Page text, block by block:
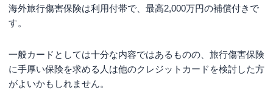
海外旅行傷害保険は利用付帯で、最高2,000万円の補償付きで
す。
一般カードとしては十分な内容ではあるものの、旅行傷害保険
に手厚い保険を求める人は他のクレジットカードを検討した方
がよいかもしれません。